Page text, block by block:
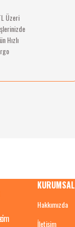
Üzeri
Hızlı
KURUMSAL
Hakkımızda
İletişim